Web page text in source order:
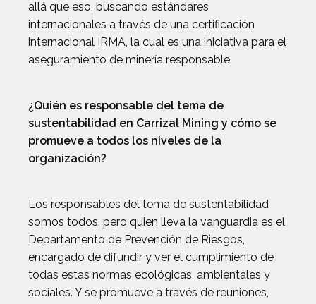
allá que eso, buscando estándares
internacionales a través de una certificación
internacional IRMA, la cual es una iniciativa para el
aseguramiento de minería responsable.
¿Quién es responsable del tema de
sustentabilidad en Carrizal Mining y cómo se
promueve a todos los niveles de la
organización?
Los responsables del tema de sustentabilidad
somos todos, pero quien lleva la vanguardia es el
Departamento de Prevención de Riesgos,
encargado de difundir y ver el cumplimiento de
todas estas normas ecológicas, ambientales y
sociales. Y se promueve a través de reuniones,